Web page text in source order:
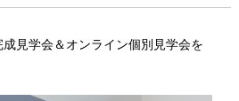
見学会＆オンライン個別見学会を